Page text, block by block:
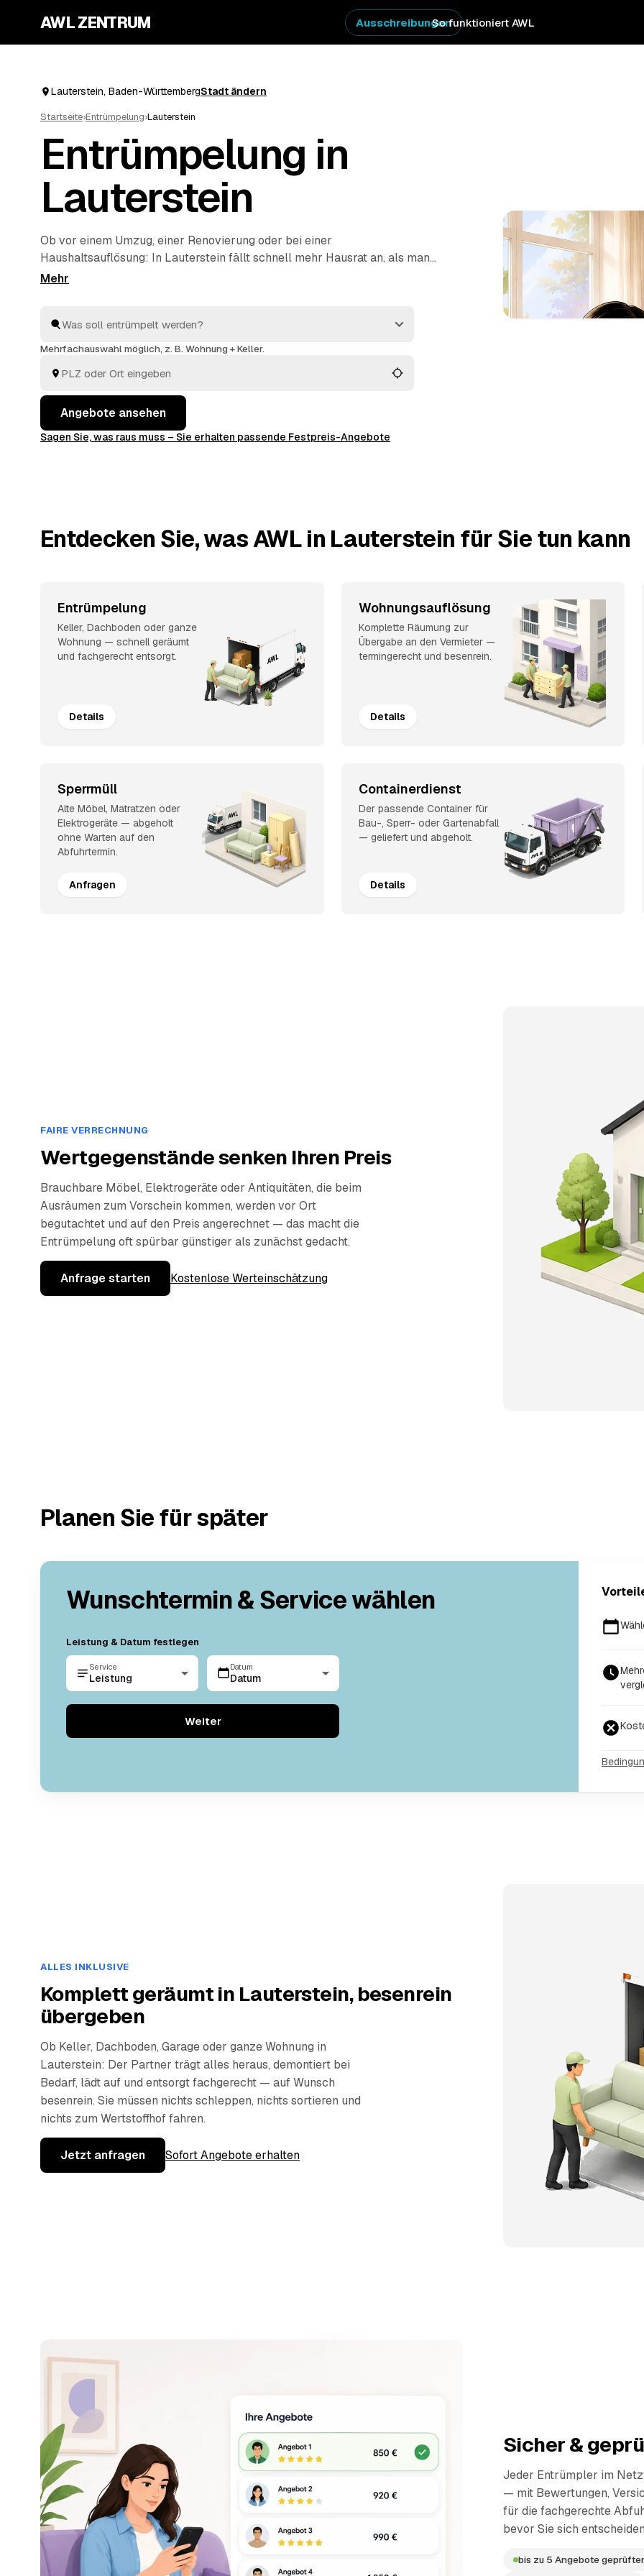
AWL ZENTRUM So funktioniert AWL
Ausschreibungen
Lauterstein, Baden-WürttembergStadt ändern
Startseite›Entrümpelung›Lauterstein
Entrümpelung in
Lauterstein
Ob vor einem Umzug, einer Renovierung oder bei einer
Haushaltsauflösung: In Lauterstein fällt schnell mehr Hausrat an, als man
allein wegbekommt. Über AWL geben Sie mit wenigen Klicks an, was
finden Sie ohne langes Suchen den richtigen Partner und müssen keine
Preise im Voraus raten.
Mehrfachauswahl möglich, z. B. Wohnung + Keller.
Angebote ansehen
Sagen Sie, was raus muss – Sie erhalten passende Festpreis-Angebote
Entdecken Sie, was AWL in Lauterstein für Sie tun kann
Entrümpelung
Keller, Dachboden oder ganze
Wohnung — schnell geräumt
und fachgerecht entsorgt.
Details
Wohnungsauflösung
Komplette Räumung zur
Übergabe an den Vermieter —
termingerecht und besenrein.
Details
Sperrmüll
Alte Möbel, Matratzen oder
Elektrogeräte — abgeholt
ohne Warten auf den
Abfuhrtermin.
Anfragen
Containerdienst
Der passende Container für
Bau-, Sperr- oder Gartenabfall
— geliefert und abgeholt.
Details
FAIRE VERRECHNUNG
Wertgegenstände senken Ihren Preis
Brauchbare Möbel, Elektrogeräte oder Antiquitäten, die beim
Ausräumen zum Vorschein kommen, werden vor Ort
begutachtet und auf den Preis angerechnet — das macht die
Entrümpelung oft spürbar günstiger als zunächst gedacht.
Anfrage starten Kostenlose Werteinschätzung
Planen Sie für später
Wunschtermin & Service wählen
Leistung & Datum festlegen
Service
Leistung
Datum
Datum
Weiter
ALLES INKLUSIVE
Komplett geräumt in Lauterstein, besenrein
übergeben
Ob Keller, Dachboden, Garage oder ganze Wohnung in
Lauterstein: Der Partner trägt alles heraus, demontiert bei
Bedarf, lädt auf und entsorgt fachgerecht — auf Wunsch
besenrein. Sie müssen nichts schleppen, nichts sortieren und
nichts zum Wertstoffhof fahren.
Jetzt anfragen Sofort Angebote erhalten
Sicher &
Jeder Entrümpler im
— mit Bewertungen,
für die fachgerechte
bevor Sie sich
bis zu 5 Angebote